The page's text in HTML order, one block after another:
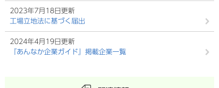
2023年7月18日更新
工場立地法に基づく届出
2024年4月19日更新
『あんなか企業ガイド』掲載企業一覧